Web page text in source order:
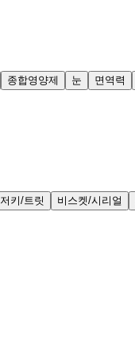
종합영양제 눈 면역력
저키/트릿 비스켓/시리얼